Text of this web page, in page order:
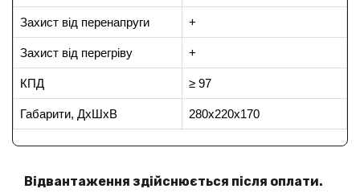
Захист від перенапруги +
Захист від перегріву +
КПД ≥ 97
Габарити, ДхШхВ 280х220х170
Відвантаження здійснюється після оплати.